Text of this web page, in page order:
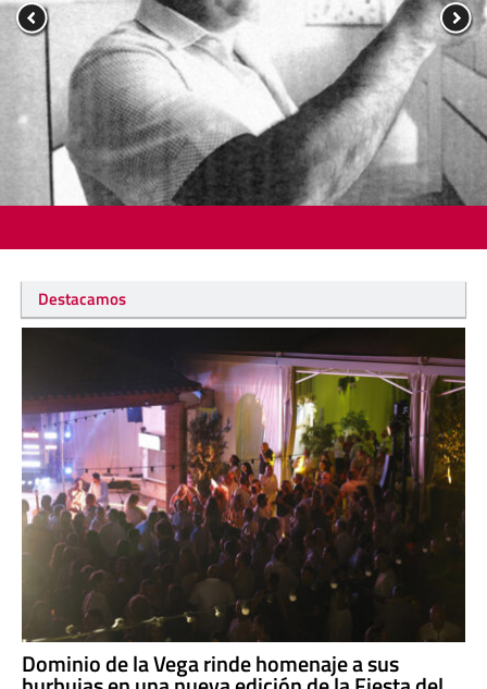
Destacamos
Dominio de la Vega rinde homenaje a sus